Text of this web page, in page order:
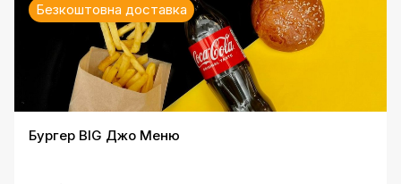
Безкоштовна доставка
Бургер BIG Джо Меню